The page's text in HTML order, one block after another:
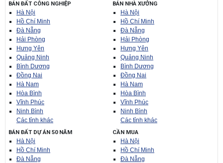
BÁN ĐẤT CÔNG NGHIỆP
Hà Nội
Hồ Chí Minh
Đà Nẵng
Hải Phòng
Hưng Yên
Quảng Ninh
Bình Dương
Đồng Nai
Hà Nam
Hòa Bình
Vĩnh Phúc
Ninh Bình
Các tỉnh khác
BÁN NHÀ XƯỞNG
Hà Nội
Hồ Chí Minh
Đà Nẵng
Hải Phòng
Hưng Yên
Quảng Ninh
Bình Dương
Đồng Nai
Hà Nam
Hòa Bình
Vĩnh Phúc
Ninh Bình
Các tỉnh khác
BÁN ĐẤT DỰ ÁN 50 NĂM
Hà Nội
Hồ Chí Minh
Đà Nẵng
CẦN MUA
Hà Nội
Hồ Chí Minh
Đà Nẵng